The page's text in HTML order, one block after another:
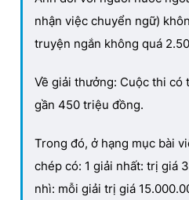
nhận việc chuyển ngữ)
truyện ngắn không quá
Về giải thưởng: Cuộc thi có
gần 450 triệu đồng.
Trong đó, ở hạng mục bài
chép có: 1 giải nhất: trị giá
nhì: mỗi giải trị giá